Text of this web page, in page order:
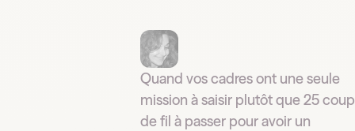
Quand vos cadres ont une seule
mission à saisir plutôt que 25
de fil à passer pour avoir un